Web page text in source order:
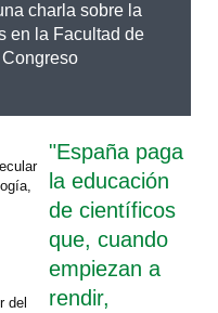
charla sobre la
en la Facultad de
"España paga
la educación
de científicos
que, cuando
empiezan a
rendir,
del